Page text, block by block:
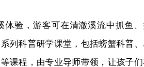
验，游客可在清澈溪流中抓鱼、
列科普研学课堂，包括螃蟹科普
课程，由专业导师带领，让孩子